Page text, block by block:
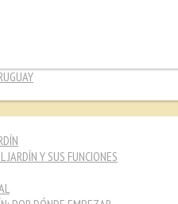
JARDÍN Y SUS FUNCIONES